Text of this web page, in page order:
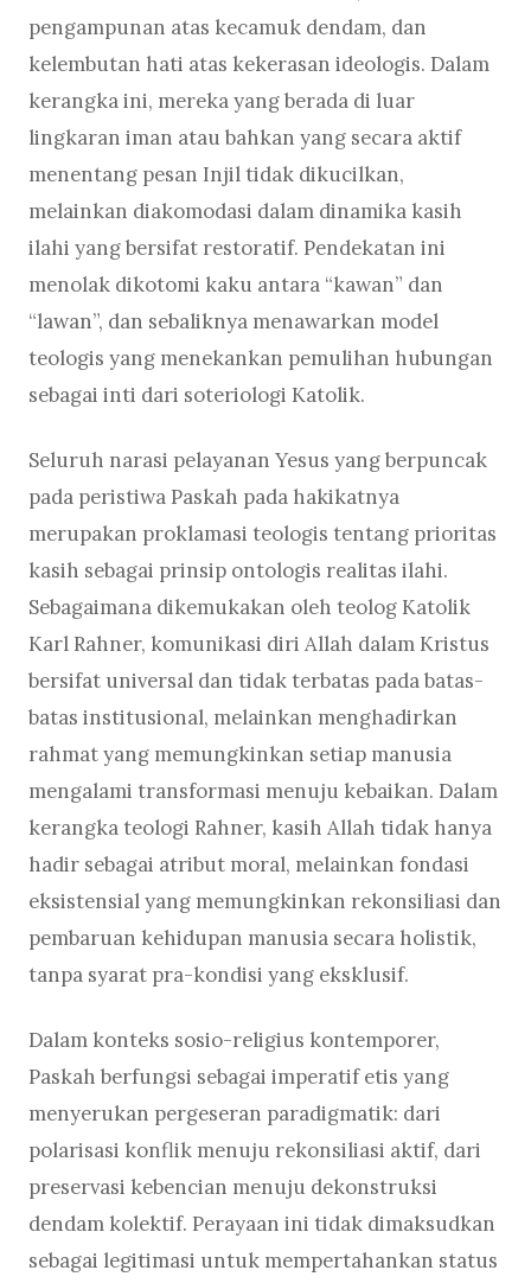
pengampunan atas kecamuk dendam, dan
kelembutan hati atas kekerasan ideologis. Dalam
kerangka ini, mereka yang berada di luar
lingkaran iman atau bahkan yang secara aktif
menentang pesan Injil tidak dikucilkan,
melainkan diakomodasi dalam dinamika kasih
ilahi yang bersifat restoratif. Pendekatan ini
menolak dikotomi kaku antara “kawan” dan
“lawan”, dan sebaliknya menawarkan model
teologis yang menekankan pemulihan hubungan
sebagai inti dari soteriologi Katolik.
Seluruh narasi pelayanan Yesus yang berpuncak
pada peristiwa Paskah pada hakikatnya
merupakan proklamasi teologis tentang prioritas
kasih sebagai prinsip ontologis realitas ilahi.
Sebagaimana dikemukakan oleh teolog Katolik
Karl Rahner, komunikasi diri Allah dalam Kristus
bersifat universal dan tidak terbatas pada batas-
batas institusional, melainkan menghadirkan
rahmat yang memungkinkan setiap manusia
mengalami transformasi menuju kebaikan. Dalam
kerangka teologi Rahner, kasih Allah tidak hanya
hadir sebagai atribut moral, melainkan fondasi
eksistensial yang memungkinkan rekonsiliasi dan
pembaruan kehidupan manusia secara holistik,
tanpa syarat pra-kondisi yang eksklusif.
Dalam konteks sosio-religius kontemporer,
Paskah berfungsi sebagai imperatif etis yang
menyerukan pergeseran paradigmatik: dari
polarisasi konflik menuju rekonsiliasi aktif, dari
preservasi kebencian menuju dekonstruksi
dendam kolektif. Perayaan ini tidak dimaksudkan
sebagai legitimasi untuk mempertahankan status